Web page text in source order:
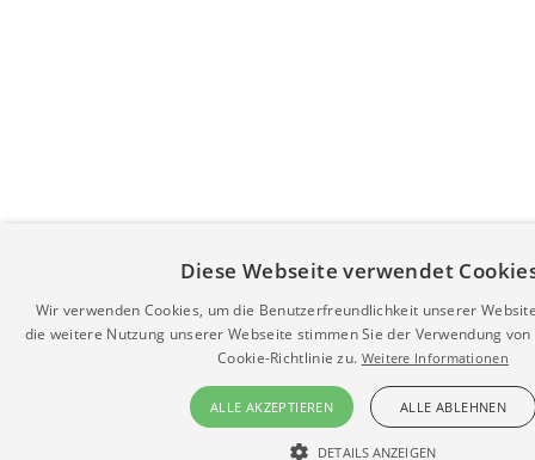
Diese Webseite verwendet
Wir verwenden Cookies, um die Benutzerfreundlichkeit unserer
die weitere Nutzung unserer Webseite stimmen Sie der Verwendung
Cookie-Richtlinie zu. Weitere Informationen
ALLE AKZEPTIEREN ALLE ABLEHNEN
DETAILS ANZEIGEN